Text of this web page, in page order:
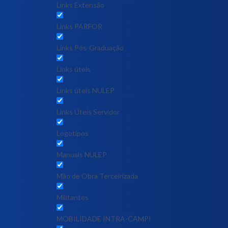
Links Extensão
Links PARFOR
Links Pós-Graduação
Links úteis
Links úteis NULEP
Links Úteis Servidor
Logotipos
Manuais NULEP
Mão de Obra Terceirizada
Militantes
MOBILIDADE INTRA-CAMPI